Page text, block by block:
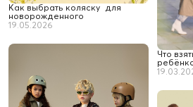
Как выбрать коляску для
новорожденного
19.05.2026
Что